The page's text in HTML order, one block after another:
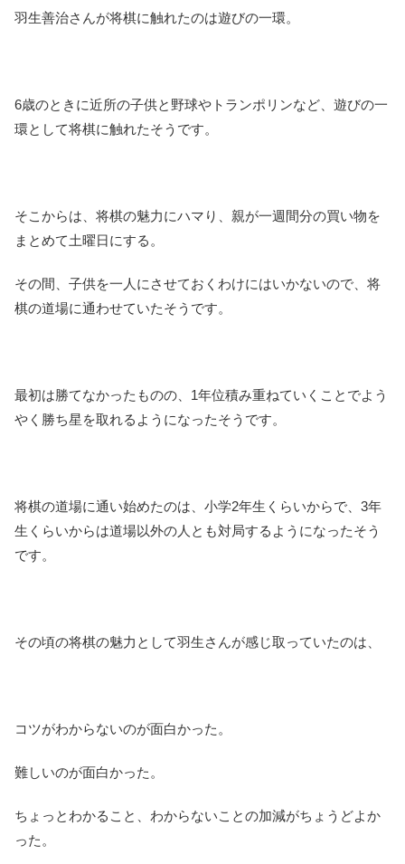
羽生善治さんが将棋に触れたのは遊びの一環。
6歳のときに近所の子供と野球やトランポリンなど、遊びの一
環として将棋に触れたそうです。
そこからは、将棋の魅力にハマり、親が一週間分の買い物を
まとめて土曜日にする。
その間、子供を一人にさせておくわけにはいかないので、将
棋の道場に通わせていたそうです。
最初は勝てなかったものの、1年位積み重ねていくことでよう
やく勝ち星を取れるようになったそうです。
将棋の道場に通い始めたのは、小学2年生くらいからで、3年
生くらいからは道場以外の人とも対局するようになったそう
です。
その頃の将棋の魅力として羽生さんが感じ取っていたのは、
コツがわからないのが面白かった。
難しいのが面白かった。
ちょっとわかること、わからないことの加減がちょうどよか
った。